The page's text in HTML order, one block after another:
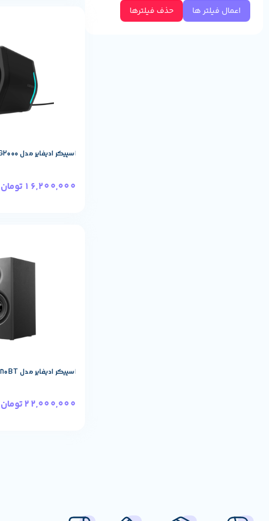
اعمال فیلتر ها
حذف فیلترها
اسپیکر ادیفایر مدل G2000 رنگ Black
16,200,000 تومان
اسپیکر ادیفایر مدل R1080BT رنگ Black
22,000,000تومان